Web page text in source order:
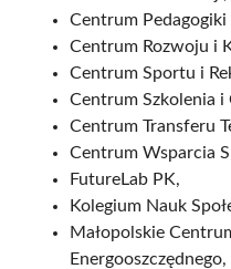
Centrum
Centrum Rozwoju i
Centrum Sportu i
Centrum Szkolenia i
Centrum Transferu
Centrum Wsparcia
FutureLab PK,
Kolegium Nauk
Małopolskie
Energooszczędnego,